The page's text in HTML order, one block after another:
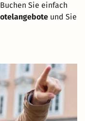
Sie einfach
und Sie